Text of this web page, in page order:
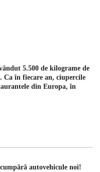
5.500 de kilograme de
Ca în fiecare an, ciupercile
din Europa, în
autovehicule noi!